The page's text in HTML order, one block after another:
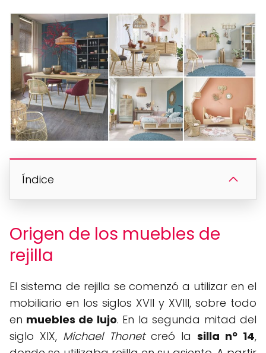
Índice
Origen de los muebles de
rejilla
El sistema de rejilla se comenzó a utilizar en el
mobiliario en los siglos XVII y XVIII, sobre todo
en muebles de lujo. En la segunda mitad del
siglo XIX, Michael Thonetcreó la silla nº 14,